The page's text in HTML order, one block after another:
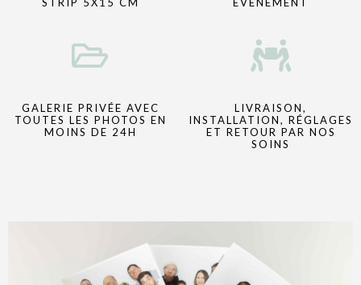
STRIP 5X15 CM ÉVÉNEMENT
GALERIE PRIVÉE AVEC
TOUTES LES PHOTOS EN
MOINS DE 24H
LIVRAISON,
INSTALLATION, RÉGLAGES
ET RETOUR PAR NOS
SOINS